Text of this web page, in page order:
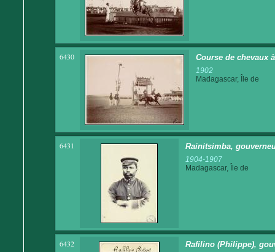
6430 Course de chevaux
1902
Madagascar, Île de
6431 Rainitsimba,
1904-1907
Madagascar, Île de
6432 Rafilino (Philippe),